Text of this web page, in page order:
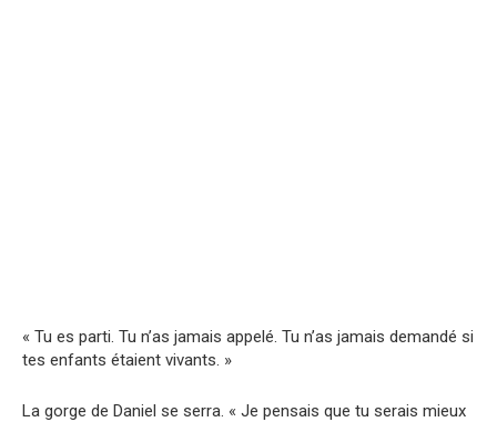
« Tu es parti. Tu n’as jamais appelé. Tu n’as jamais demandé si
tes enfants étaient vivants. »
La gorge de Daniel se serra. « Je pensais que tu serais mieux